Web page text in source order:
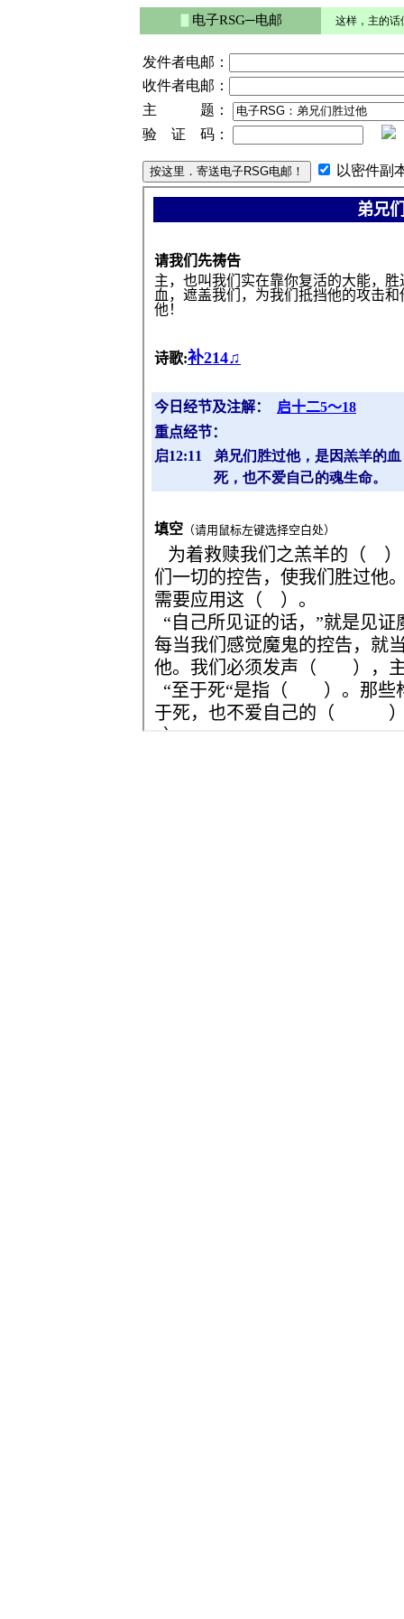
电子RSG─电邮 这样，主的话
发件者电邮：
收件者电邮：
主 题：
验 证 码：
以密件